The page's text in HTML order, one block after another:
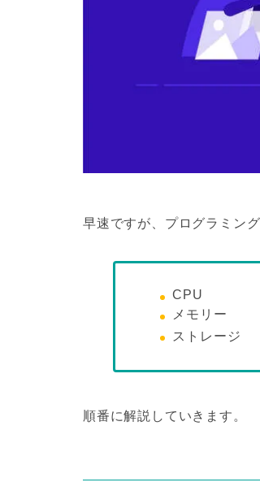
早速ですが、プログラミン
CPU
メモリー
ストレージ
順番に解説していきます。